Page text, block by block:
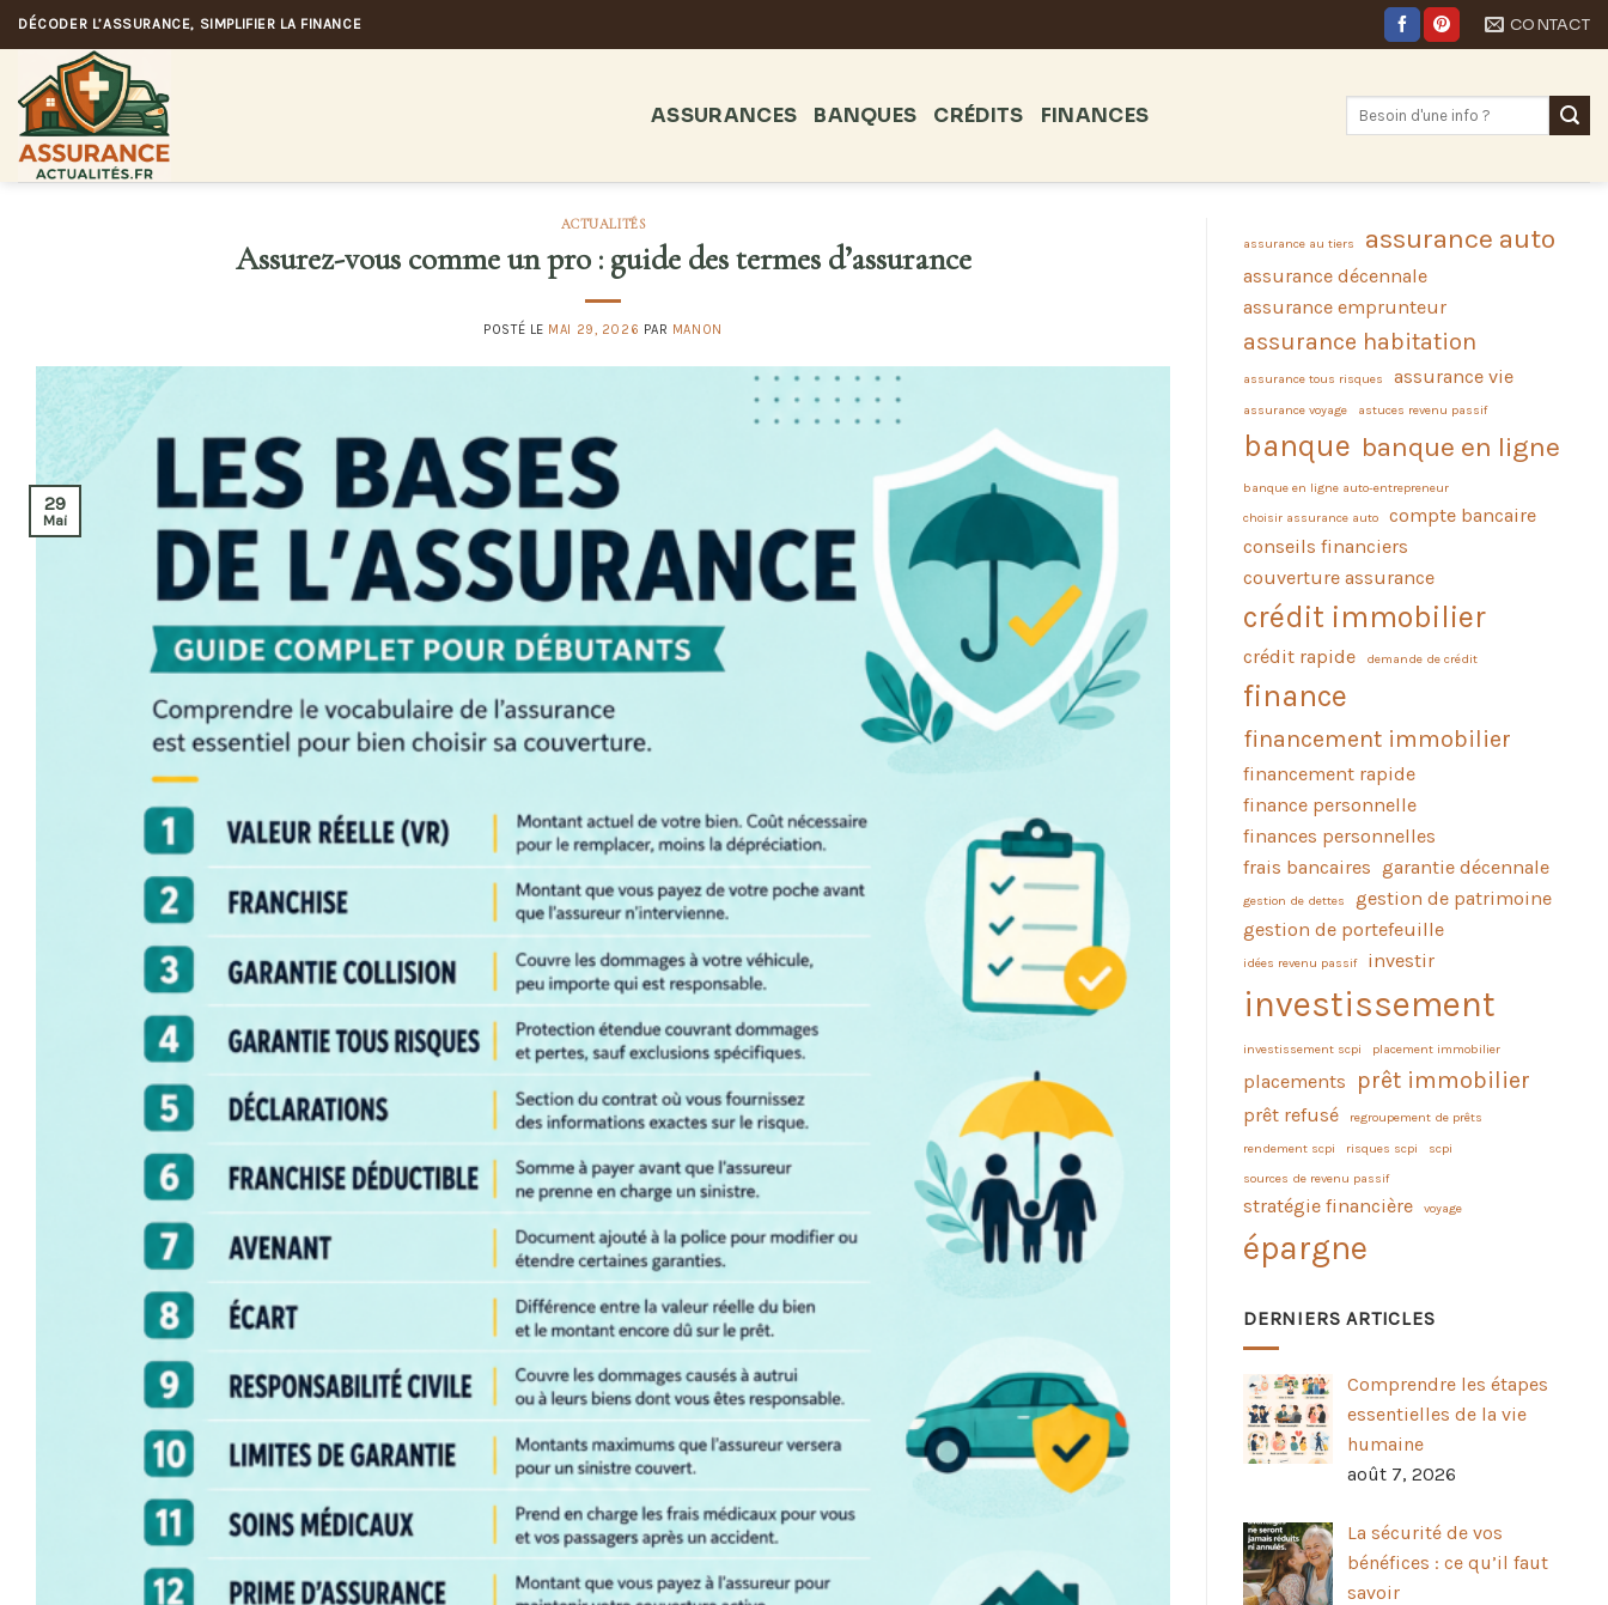
Skip
to
content
DÉCODER L’ASSURANCE, SIMPLIFIER LA FINANCE CONTACT
ASSURANCES BANQUES CRÉDITS FINANCES
ACTUALITÉS
Assurez-vous comme un pro : guide des termes d’assurance
POSTÉ LE MAI 29, 2026 PAR MANON
29
Mai
assurance au tiers assurance auto
assurance décennale
assurance emprunteur
assurance habitation
assurance tous risques assurance vie
assurance voyage astuces revenu passif
banque banque en ligne
banque en ligne auto-entrepreneur
choisir assurance auto
compte bancaire
conseils financiers
couverture assurance
crédit immobilier
crédit rapide demande de crédit
finance
financement immobilier
financement rapide
finance personnelle
finances personnelles
frais bancaires garantie décennale
gestion de dettes
gestion de patrimoine
gestion de portefeuille
idées revenu passif investir
investissement
investissement scpi placement immobilier
placements prêt immobilier
prêt refusé
regroupement de prêts
rendement scpi
risques scpi
scpi
sources de revenu passif
stratégie financière voyage
épargne
DERNIERS ARTICLES
Comprendre les étapes
essentielles de la vie
humaine
août 7, 2026
La sécurité de vos
bénéfices : ce qu’il faut
savoir